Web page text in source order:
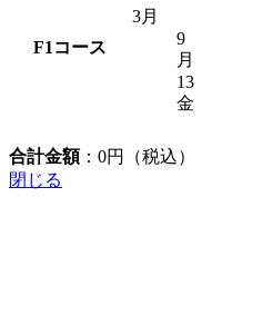
F1 コース
3月
9
月
13
金
合計金額： 0円（税込）
閉じる